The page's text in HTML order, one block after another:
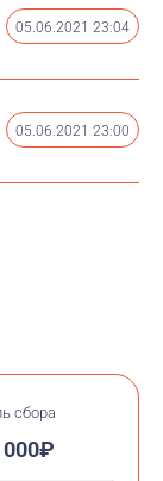
05.06.2021 23:04
05.06.2021 23:00
сбора
000₽